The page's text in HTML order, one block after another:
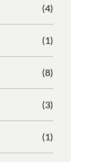
(4)
(1)
(8)
(3)
(1)